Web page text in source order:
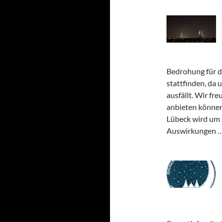
Bedrohung für
stattfinden, da
ausfällt. Wir
anbieten
Lübeck wird
Auswirkungen …